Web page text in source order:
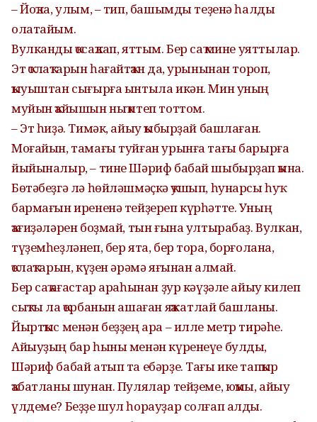
– Йоҡла, улым, – тип, башымды теҙенә һалды
олатайым.
Вулканды ҡосаҡлап, яттым. Бер саҡ мине уяттылар.
Эт ҡолаҡтарын һағайтҡан да, урынынан тороп,
ҡыуыштан сығырға ынтыла икән. Мин уның
муйын ҡайышын ныҡ итеп тоттом.
– Эт һиҙә. Тимәк, айыу ҡыбырҙай башлаған.
Моғайын, тамағы туйған урынға тағы барырға
йыйыналыр, – тине Шәриф бабай шыбырҙап ҡына.
Бөтәбеҙгә лә һөйләшмәҫкә ҡушып, һунарсы һуҡ
бармағын ирененә тейҙереп күрһәтте. Уның
ҡағиҙәләрен боҙмай, тын ғына ултырабаҙ. Вулкан,
түҙемһеҙләнеп, бер ята, бер тора, борғолана,
ҡолаҡтарын, күҙен әрәмә яғынан алмай.
Бер саҡ ағастар араһынан ҙур кәүҙәле айыу килеп
сыҡты ла ҡорбанын ашаған яҡҡа атлай башланы.
Йыртҡыс менән беҙҙең ара – илле метр тирәһе.
Айыуҙың бар һыны менән күренеүе булды,
Шәриф бабай атып та ебәрҙе. Тағы ике тапҡыр
ҡабатланы шунан. Пулялар тейҙеме, юҡмы, айыу
үлдеме? Беҙҙе шул һорауҙар солғап алды.